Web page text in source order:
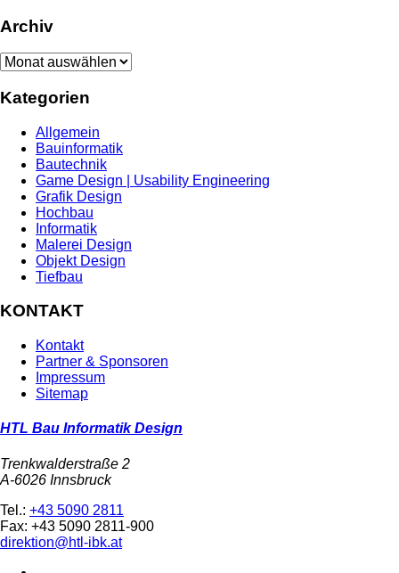
Archiv
Archiv
Kategorien
Allgemein
Bauinformatik
Bautechnik
Game Design | Usability Engineering
Grafik Design
Hochbau
Informatik
Malerei Design
Objekt Design
Tiefbau
KONTAKT
Kontakt
Partner & Sponsoren
Impressum
Sitemap
HTL Bau Informatik Design
Trenkwalderstraße 2
A-6026 Innsbruck
Tel.: +43 5090 2811
Fax: +43 5090 2811-900
direktion@htl-ibk.at